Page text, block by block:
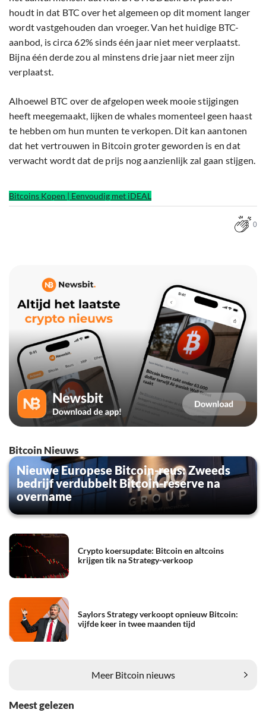
houdt in dat BTC over het algemeen op dit moment langer
wordt vastgehouden dan vroeger. Van het huidige BTC-
aanbod, is circa 62% sinds één jaar niet meer verplaatst.
Bijna één derde zou al minstens drie jaar niet meer zijn
verplaatst.
Alhoewel BTC over de afgelopen week mooie stijgingen
heeft meegemaakt, lijken de whales momenteel geen haast
te hebben om hun munten te verkopen. Dit kan aantonen
dat het vertrouwen in Bitcoin groter geworden is en dat
verwacht wordt dat de prijs nog aanzienlijk zal gaan stijgen.
Bitcoins Kopen | Eenvoudig met iDEAL
0
Bitcoin Nieuws
Nieuwe Europese Bitcoin-reus: Zweeds
bedrijf verdubbelt Bitcoin-reserve na
overname
Crypto koersupdate: Bitcoin en altcoins
krijgen tik na Strategy-verkoop
Saylors Strategy verkoopt opnieuw Bitcoin:
vijfde keer in twee maanden tijd
Meer Bitcoin nieuws
Meest gelezen